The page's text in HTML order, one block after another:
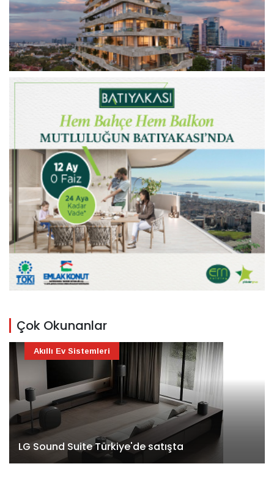
Çok Okunanlar
LG Sound Suite Türkiye'de satışta
Akıllı Ev Sistemleri